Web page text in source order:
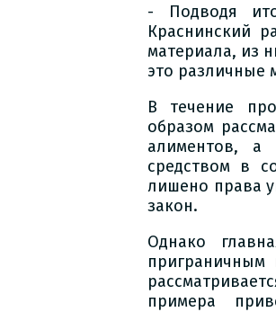
- Подводя
Краснинский
материала, из
это различные
В течение
образом
алиментов, а
средством в
лишено права
закон.
Однако
приграничным
примера